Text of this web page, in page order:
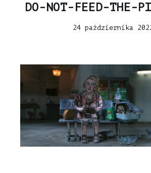
DO-NOT-FEED-THE-
24 października